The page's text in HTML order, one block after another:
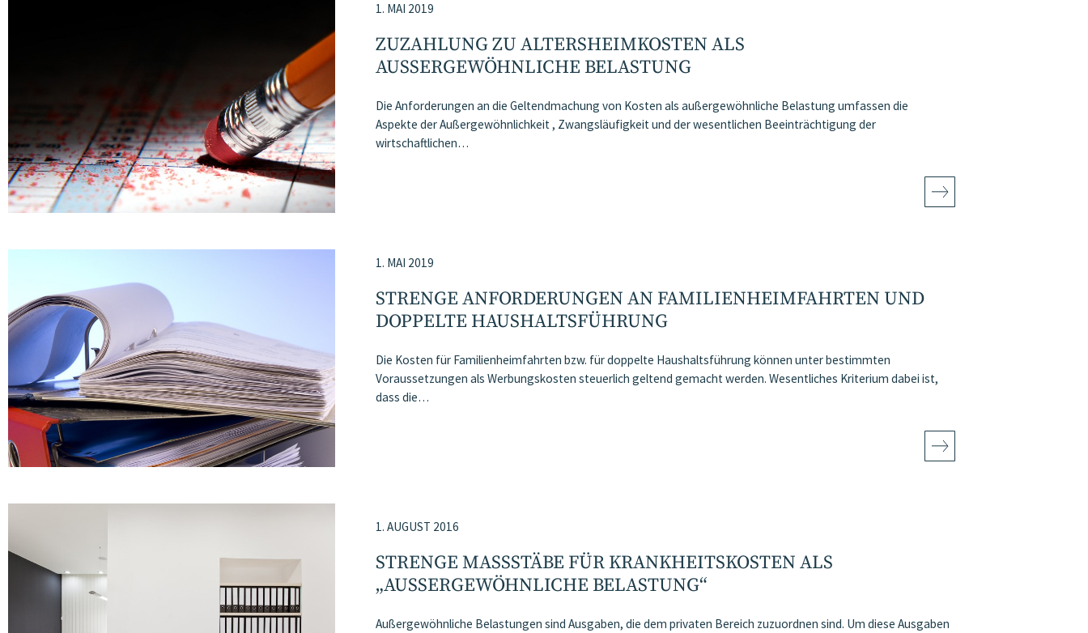
1. MAI 2019
ZUZAHLUNG ZU ALTERSHEIMKOSTEN ALS
AUSSERGEWÖHNLICHE BELASTUNG
Die Anforderungen an die Geltendmachung von Kosten als außergewöhnliche Belastung umfassen die
Aspekte der Außergewöhnlichkeit , Zwangsläufigkeit und der wesentlichen Beeinträchtigung der
wirtschaftlichen…
1. MAI 2019
STRENGE ANFORDERUNGEN AN FAMILIENHEIMFAHRTEN UND
DOPPELTE HAUSHALTSFÜHRUNG
Die Kosten für Familienheimfahrten bzw. für doppelte Haushaltsführung können unter bestimmten
Voraussetzungen als Werbungskosten steuerlich geltend gemacht werden. Wesentliches Kriterium dabei ist,
dass die…
1. AUGUST 2016
STRENGE MASSSTÄBE FÜR KRANKHEITSKOSTEN ALS „
AUSSERGEWÖHNLICHE BELASTUNG“
Außergewöhnliche Belastungen sind Ausgaben, die dem privaten Bereich zuzuordnen sind. Um diese Ausgaben